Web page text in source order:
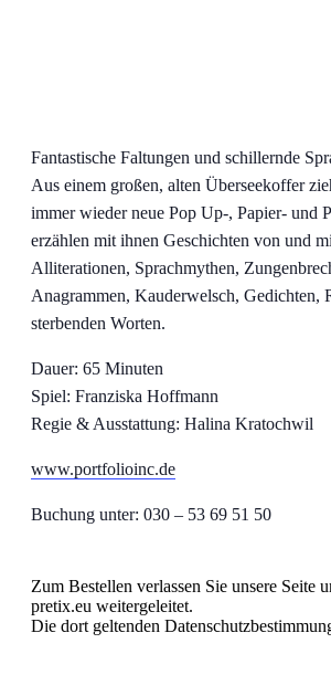
Fantastische Faltungen und schillernde
Aus einem großen, alten Überseekoffer
immer wieder neue Pop Up-, Papier- und
erzählen mit ihnen Geschichten von und
Alliterationen, Sprachmythen,
Anagrammen, Kauderwelsch, Gedichten,
sterbenden Worten.
Dauer: 65 Minuten
Spiel: Franziska Hoffmann
Regie & Ausstattung: Halina Kratochwil
www.portfolioinc.de
Buchung unter: 030 – 53 69 51 50
Zum Bestellen verlassen Sie unsere Seite
pretix.eu weitergeleitet.
Die dort geltenden